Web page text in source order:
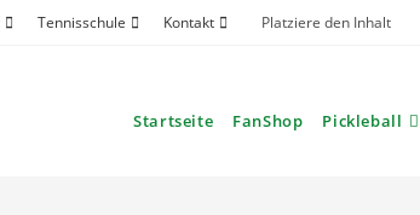
Tennisschule Kontakt Platziere den Inhalt
Startseite FanShop Pickleball